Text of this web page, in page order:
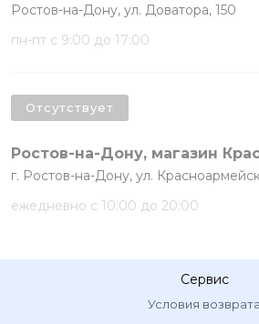
Ростов-на-Дону, ул. Доватора, 150
пн-пт с 9:00 до 17:00
Ростов-на-Дону, магазин
г. Ростов-на-Дону, ул.
ежедневно с 10:00 до 20:00
Отсутствует
Сервис
Условия возврата